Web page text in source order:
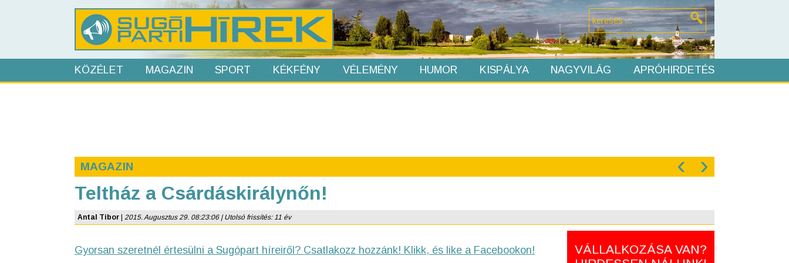
KÖZÉLET MAGAZIN SPORT KÉKFÉNY VÉLEMÉNY HUMOR KISPÁLYA NAGYVILÁG APRÓHIRDETÉS
MAGAZIN ‹ ›
Teltház a Csárdáskirálynőn!
Antal Tibor 2015. Augusztus 29. 08:23:06 | Utolsó frissítés: 11 év
Gyorsan szeretnél értesülni a Sugópart híreiről? Csatlakozz hozzánk! Klikk, és like a Facebookon!
VÁLLALKOZÁSA VAN?